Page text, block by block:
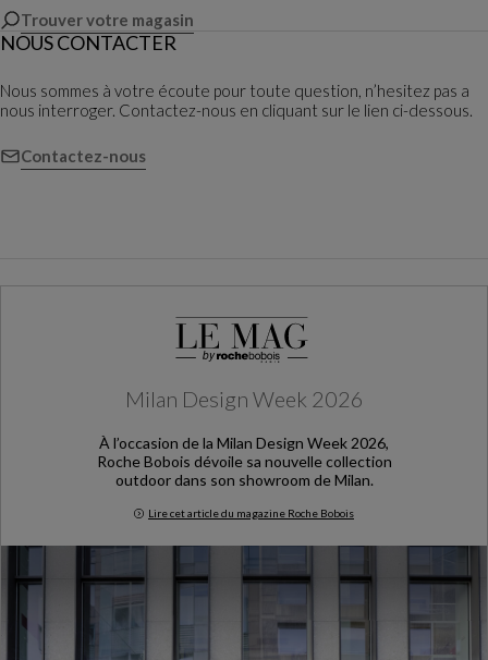
Trouver votre magasin
NOUS CONTACTER
Nous sommes à votre écoute pour toute question, n’hesitez pas a
nous interroger. Contactez-nous en cliquant sur le lien ci-dessous.
Contactez-nous
Milan Design Week 2026
À l’occasion de la Milan Design Week 2026,
Roche Bobois dévoile sa nouvelle collection
outdoor dans son showroom de Milan.
Lire cet article du magazine Roche Bobois
Milan Design Week 2026